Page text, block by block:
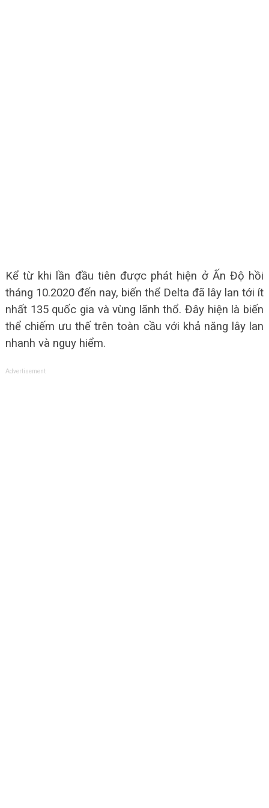
Kể từ khi lần đầu tiên được phát hiện ở Ấn Độ hồi
tháng 10.2020 đến nay, biến thể Delta đã lây lan tới ít
nhất 135 quốc gia và vùng lãnh thổ. Đây hiện là biến
thể chiếm ưu thế trên toàn cầu với khả năng lây lan
nhanh và nguy hiểm.
Advertisement